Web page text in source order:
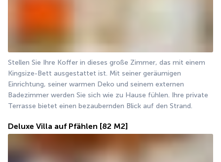
Stellen Sie Ihre Koffer in dieses große Zimmer, das mit einem
Kingsize-Bett ausgestattet ist. Mit seiner geräumigen
Einrichtung, seiner warmen Deko und seinem externen
Badezimmer werden Sie sich wie zu Hause fühlen. Ihre private
Terrasse bietet einen bezaubernden Blick auf den Strand.
Deluxe Villa auf Pfählen [82 M2]